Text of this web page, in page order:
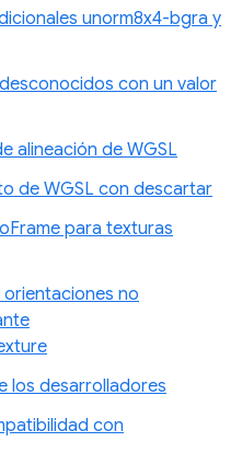
unorm8x4-bgra y
con un valor
alineación de WGSL
de WGSL con descartar
para texturas
no
los desarrolladores
con